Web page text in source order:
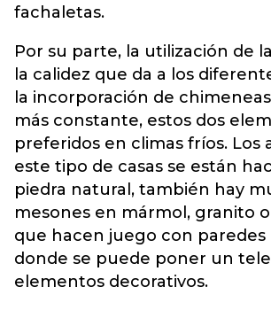
fachaletas.
Por su parte, la utilización de
la calidez que da a los
la incorporación de
más constante, estos dos
preferidos en climas fríos. Los
este tipo de casas se están
piedra natural, también hay
mesones en mármol, granito
que hacen juego con paredes
donde se puede poner un
elementos decorativos.